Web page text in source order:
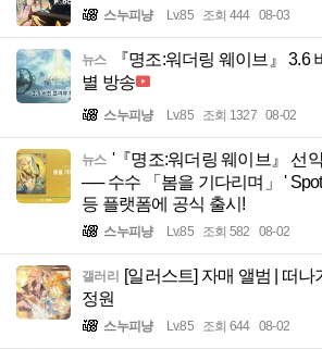
스누피냥 Lv.85 조회 444 08-03
뉴스
『명조:워더링 웨이브』 3.6
별 방송
스누피냥 Lv.85 조회 1327 08-02
뉴스 '『명조:워더링 웨이브』 선
── 수수 「봄을 기다리며」 '
등 플랫폼에 공식 출시!
스누피냥 Lv.85 조회 582 08-02
갤러리
[일러스트] 자매 앨범 | 떠나
정원
스누피냥 Lv.85 조회 644 08-02